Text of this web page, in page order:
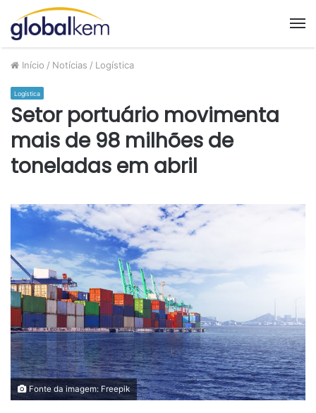
Início / Notícias / Logística
Logística
Setor portuário movimenta
mais de 98 milhões de
toneladas em abril
Fonte da imagem: Freepik